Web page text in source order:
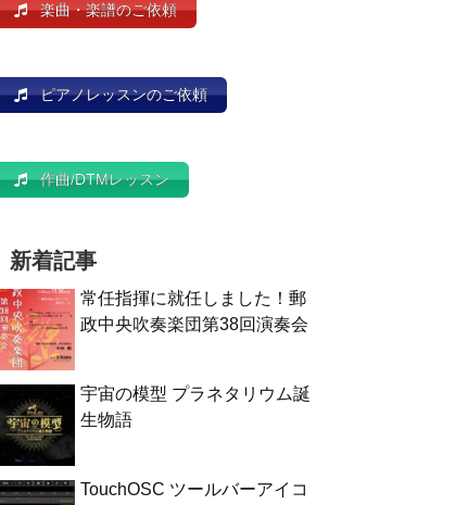
楽曲・楽譜のご依頼
ピアノレッスンのご依頼
作曲/DTMレッスン
新着記事
常任指揮に就任しました！郵
政中央吹奏楽団第38回演奏会
宇宙の模型 プラネタリウム誕
生物語
TouchOSC ツールバーアイコ